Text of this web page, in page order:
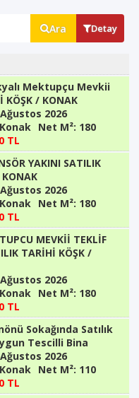
Ara Detay
Mektupçu Mevkii
KÖŞK / KONAK
2026
Net M²: 180
TL
YAKINI SATILIK
2026
Net M²: 180
TL
MEVKİİ TEKLİF
TARİHİ KÖŞK /
2026
Net M²: 180
TL
Sokağında Satılık
Tescilli Bina
2026
Net M²: 110
TL